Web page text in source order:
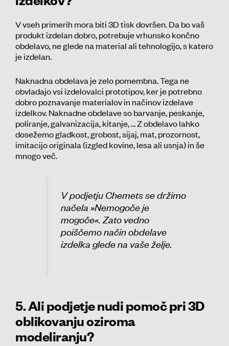
V vseh primerih mora biti 3D tisk dovršen. Da bo vaš
produkt izdelan dobro, potrebuje vrhunsko končno
obdelavo, ne glede na material ali tehnologijo, s katero
je izdelan.
Naknadna obdelava je zelo pomembna. Tega ne
obvladajo vsi izdelovalci prototipov, ker je potrebno
dobro poznavanje materialov in načinov izdelave
izdelkov. Naknadne obdelave so barvanje, peskanje,
poliranje, galvanizacija, kitanje, … Z obdelavo lahko
dosežemo gladkost, grobost, sijaj, mat, prozornost,
imitacijo originala (izgled kovine, lesa ali usnja) in še
mnogo več.
V podjetju Chemets se držimo
načela »Nemogoče je
mogoče«. Zato vedno
poiščemo način obdelave
izdelka glede na vaše želje.
5. Ali podjetje nudi pomoč pri 3D
oblikovanju oziroma
modeliranju?